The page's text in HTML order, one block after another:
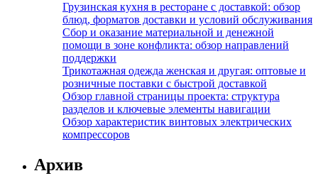
Грузинская кухня в ресторане с доставкой: обзор
блюд, форматов доставки и условий обслуживания
Сбор и оказание материальной и денежной
помощи в зоне конфликта: обзор направлений
поддержки
Трикотажная одежда женская и другая: оптовые и
розничные поставки с быстрой доставкой
Обзор главной страницы проекта: структура
разделов и ключевые элементы навигации
Обзор характеристик винтовых электрических
компрессоров
Архив